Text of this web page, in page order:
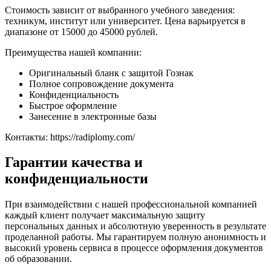
Стоимость зависит от выбранного учебного заведения:
техникум, институт или университет. Цена варьируется в
диапазоне от 15000 до 45000 рублей.
Преимущества нашей компании:
Оригинальный бланк с защитой Гознак
Полное сопровождение документа
Конфиденциальность
Быстрое оформление
Занесение в электронные базы
Контакты: https://radiplomy.com/
Гарантии качества и
конфиденциальности
При взаимодействии с нашей профессиональной компанией
каждый клиент получает максимальную защиту
персональных данных и абсолютную уверенность в результате
проделанной работы. Мы гарантируем полную анонимность и
высокий уровень сервиса в процессе оформления документов
об образовании.